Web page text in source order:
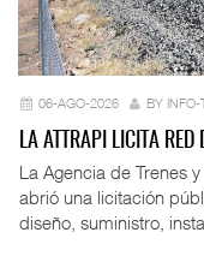
06-AGO-2026 BY
LA ATTRAPI LICITA
La Agencia de Trenes
abrió una licitación
diseño, suministro,